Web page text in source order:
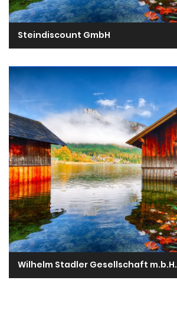
Steindiscount GmbH
Wilhelm Stadler Gesellschaft m.b.H.